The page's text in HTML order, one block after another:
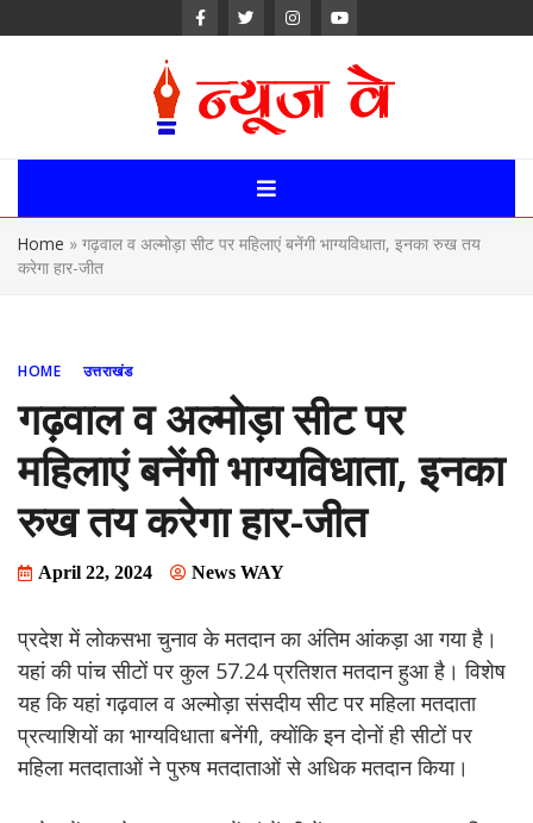
News Way:
Uttarakhand,
Uttar Pardesh,
Portal
Home » गढ़वाल व अल्मोड़ा सीट पर महिलाएं बनेंगी भाग्यविधाता, इनका रुख तय
करेगा हार-जीत
HOME उत्तराखंड
गढ़वाल व अल्मोड़ा सीट पर
महिलाएं बनेंगी भाग्यविधाता, इनका
रुख तय करेगा हार-जीत
April 22, 2024 News WAY
प्रदेश में लोकसभा चुनाव के मतदान का अंतिम आंकड़ा आ गया है।
यहां की पांच सीटों पर कुल 57.24 प्रतिशत मतदान हुआ है। विशेष
यह कि यहां गढ़वाल व अल्मोड़ा संसदीय सीट पर महिला मतदाता
प्रत्याशियों का भाग्यविधाता बनेंगी, क्योंकि इन दोनों ही सीटों पर
महिला मतदाताओं ने पुरुष मतदाताओं से अधिक मतदान किया।